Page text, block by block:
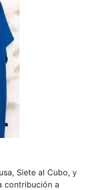
Siete al Cubo, y
contribución a